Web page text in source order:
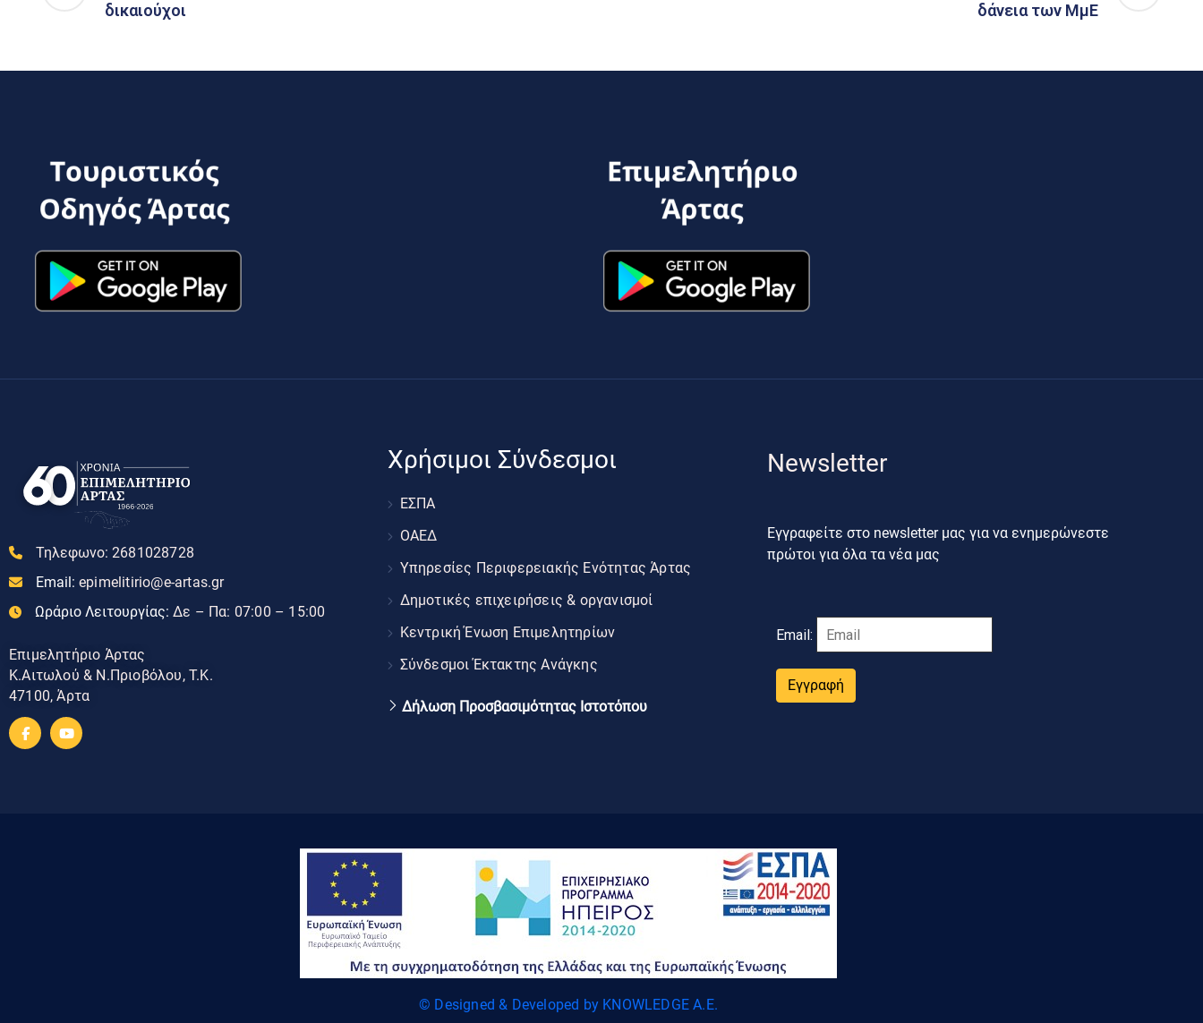
δικαιούχοι
δάνεια των ΜμΕ
Τηλεφωνο: 2681028728
Email: epimelitirio@e-artas.gr
Ωράριο Λειτουργίας: Δε – Πα: 07:00 – 15:00
Επιμελητήριο Άρτας
Κ.Αιτωλού & Ν.Πριοβόλου, Τ.Κ.
47100, Άρτα
Χρήσιμοι Σύνδεσμοι
ΕΣΠΑ
ΟΑΕΔ
Υπηρεσίες Περιφερειακής Ενότητας Άρτας
Δημοτικές επιχειρήσεις & οργανισμοί
Κεντρική Ένωση Επιμελητηρίων
Σύνδεσμοι Έκτακτης Ανάγκης
Δήλωση Προσβασιμότητας Ιστοτόπου
Newsletter
Εγγραφείτε στο newsletter μας για να ενημερώνεστε
πρώτοι για όλα τα νέα μας
Email:
Εγγραφή
© Designed & Developed by KNOWLEDGE A.E.